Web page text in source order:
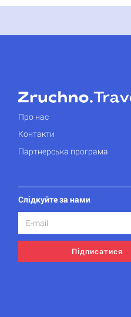
Про нас
Контакти
Партнерська програма
Слідкуйте за нами
Підписатися